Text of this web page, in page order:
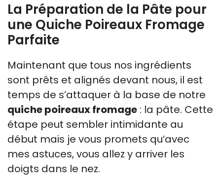
La Préparation de la Pâte pour
une Quiche Poireaux Fromage
Parfaite
Maintenant que tous nos ingrédients
sont prêts et alignés devant nous, il est
temps de s’attaquer à la base de notre
quiche poireaux fromage : la pâte. Cette
étape peut sembler intimidante au
début mais je vous promets qu’avec
mes astuces, vous allez y arriver les
doigts dans le nez.